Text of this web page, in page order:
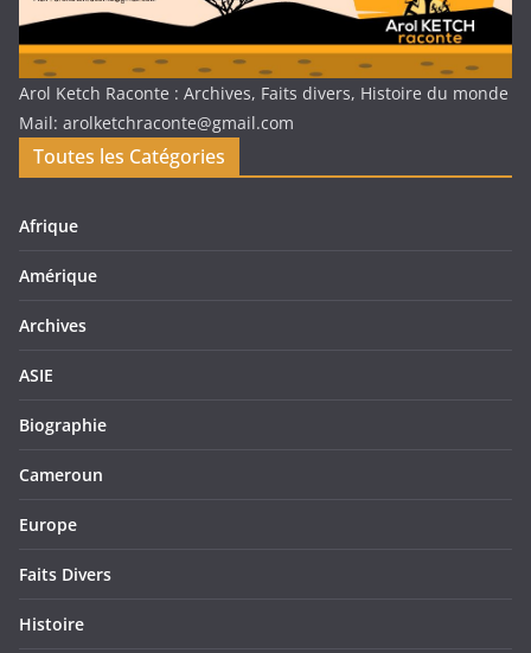
Arol Ketch Raconte : Archives, Faits divers, Histoire du monde
Mail: arolketchraconte@gmail.com
Toutes les Catégories
Afrique
Amérique
Archives
ASIE
Biographie
Cameroun
Europe
Faits Divers
Histoire